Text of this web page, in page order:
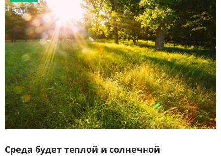
Среда будет теплой и солнечной